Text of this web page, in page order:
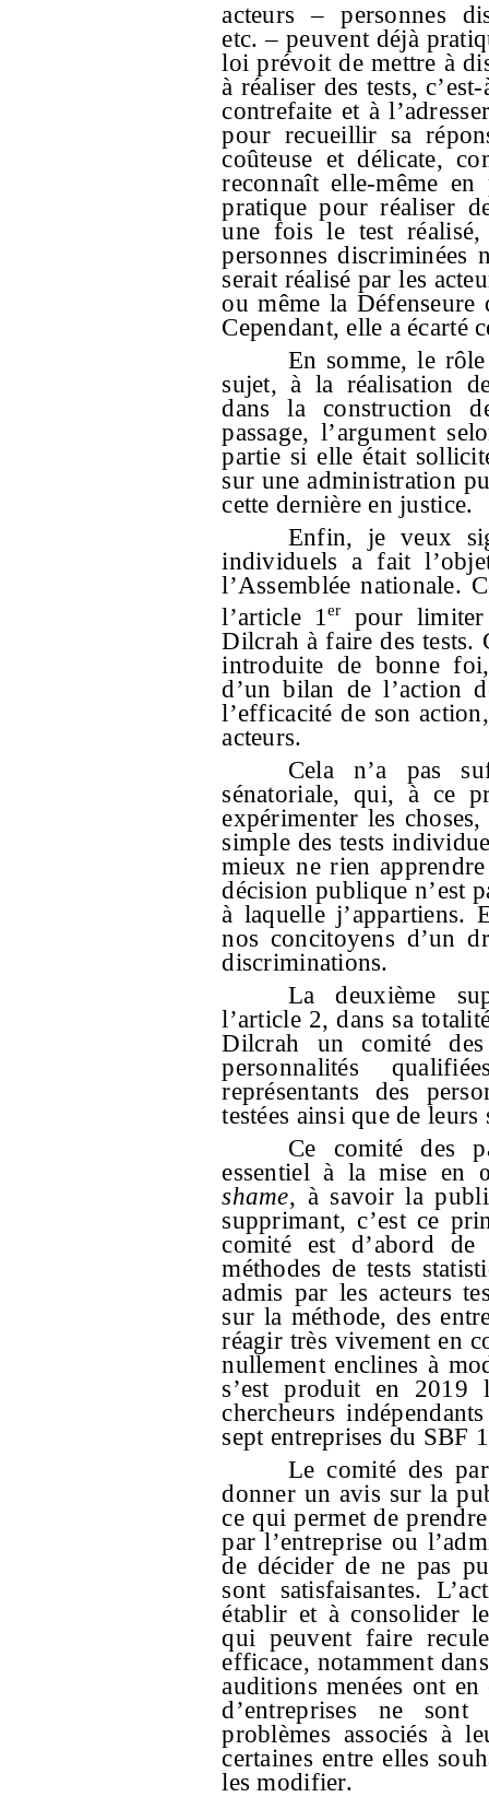
acteurs – personnes
etc. – peuvent déjà
loi prévoit de mettre à
à réaliser des tests,
contrefaite et à
pour recueillir sa
coûteuse et délicate,
reconnaît elle-même
pratique pour réaliser
une fois le test réalisé,
personnes
serait réalisé par les
ou même la
Cependant, elle a écarté
En somme, le
sujet, à la réalisation
dans la construction
passage, l’argument
partie si elle était
sur une administration
cette dernière en justice.
Enfin, je veux
individuels a fait
l’Assemblée nationale.
l’article 1er
pour
Dilcrah à faire des tests.
introduite de bonne
d’un bilan de l’action
l’efficacité de son
acteurs.
Cela n’a pas
sénatoriale, qui, à ce
expérimenter les
simple des tests
mieux ne rien
décision publique n’est
à laquelle j’appartiens.
nos concitoyens d’un
discriminations.
La deuxième
l’article 2, dans sa
Dilcrah un comité des
personnalités
représentants des
testées ainsi que de leurs
Ce comité des
essentiel à la mise
shame, à savoir la
supprimant, c’est ce
comité est d’abord
méthodes de tests
admis par les acteurs
sur la méthode, des
réagir très vivement en
nullement enclines à
s’est produit en 2019
chercheurs
sept entreprises du SBF
Le comité des
donner un avis sur la
ce qui permet de
par l’entreprise ou
de décider de ne pas
sont satisfaisantes.
établir et à consolider
qui peuvent faire
efficace, notamment
auditions menées ont
d’entreprises ne sont
problèmes associés à
certaines entre elles
les modifier.